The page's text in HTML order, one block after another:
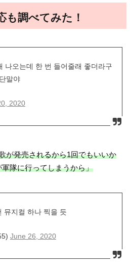
も調べてみた！
나오는데 한 번 들어줄래 좋더라구
말야
2020
が発売されるから1回でもいいか
隊に行ってしまうから」
뮤지컬 하나 찍을 듯
June 26, 2020